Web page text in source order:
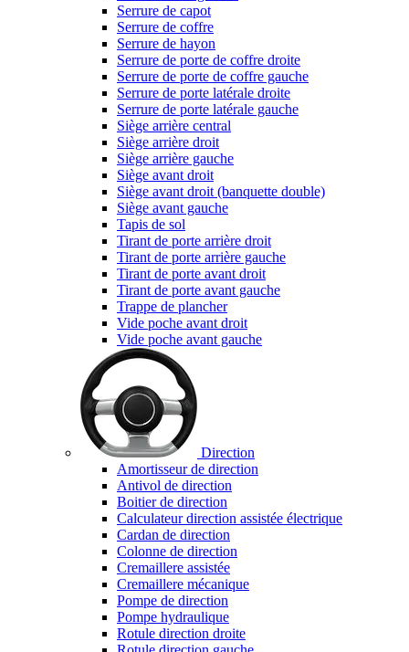
Serrure de capot
Serrure de coffre
Serrure de hayon
Serrure de porte de coffre droite
Serrure de porte de coffre gauche
Serrure de porte latérale droite
Serrure de porte latérale gauche
Siège arrière central
Siège arrière droit
Siège arrière gauche
Siège avant droit
Siège avant droit (banquette double)
Siège avant gauche
Tapis de sol
Tirant de porte arrière droit
Tirant de porte arrière gauche
Tirant de porte avant droit
Tirant de porte avant gauche
Trappe de plancher
Vide poche avant droit
Vide poche avant gauche
Direction
Amortisseur de direction
Antivol de direction
Boitier de direction
Calculateur direction assistée électrique
Cardan de direction
Colonne de direction
Cremaillere assistée
Cremaillere mécanique
Pompe de direction
Pompe hydraulique
Rotule direction droite